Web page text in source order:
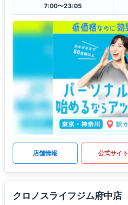
7:00〜23:05
店舗情報 公式サイト
クロノスライフジム府中店